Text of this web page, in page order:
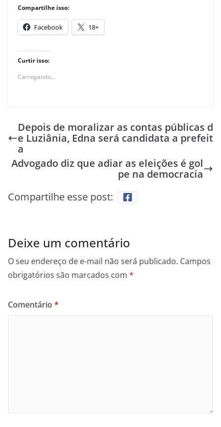
Compartilhe isso:
Facebook 18+
Curtir isso:
Carregando...
Depois de moralizar as contas públicas d
e Luziânia, Edna será candidata a prefeit
a
Advogado diz que adiar as eleições é gol
pe na democracia
Compartilhe esse post:
Deixe um comentário
O seu endereço de e-mail não será publicado. Campos
obrigatórios são marcados com *
Comentário *